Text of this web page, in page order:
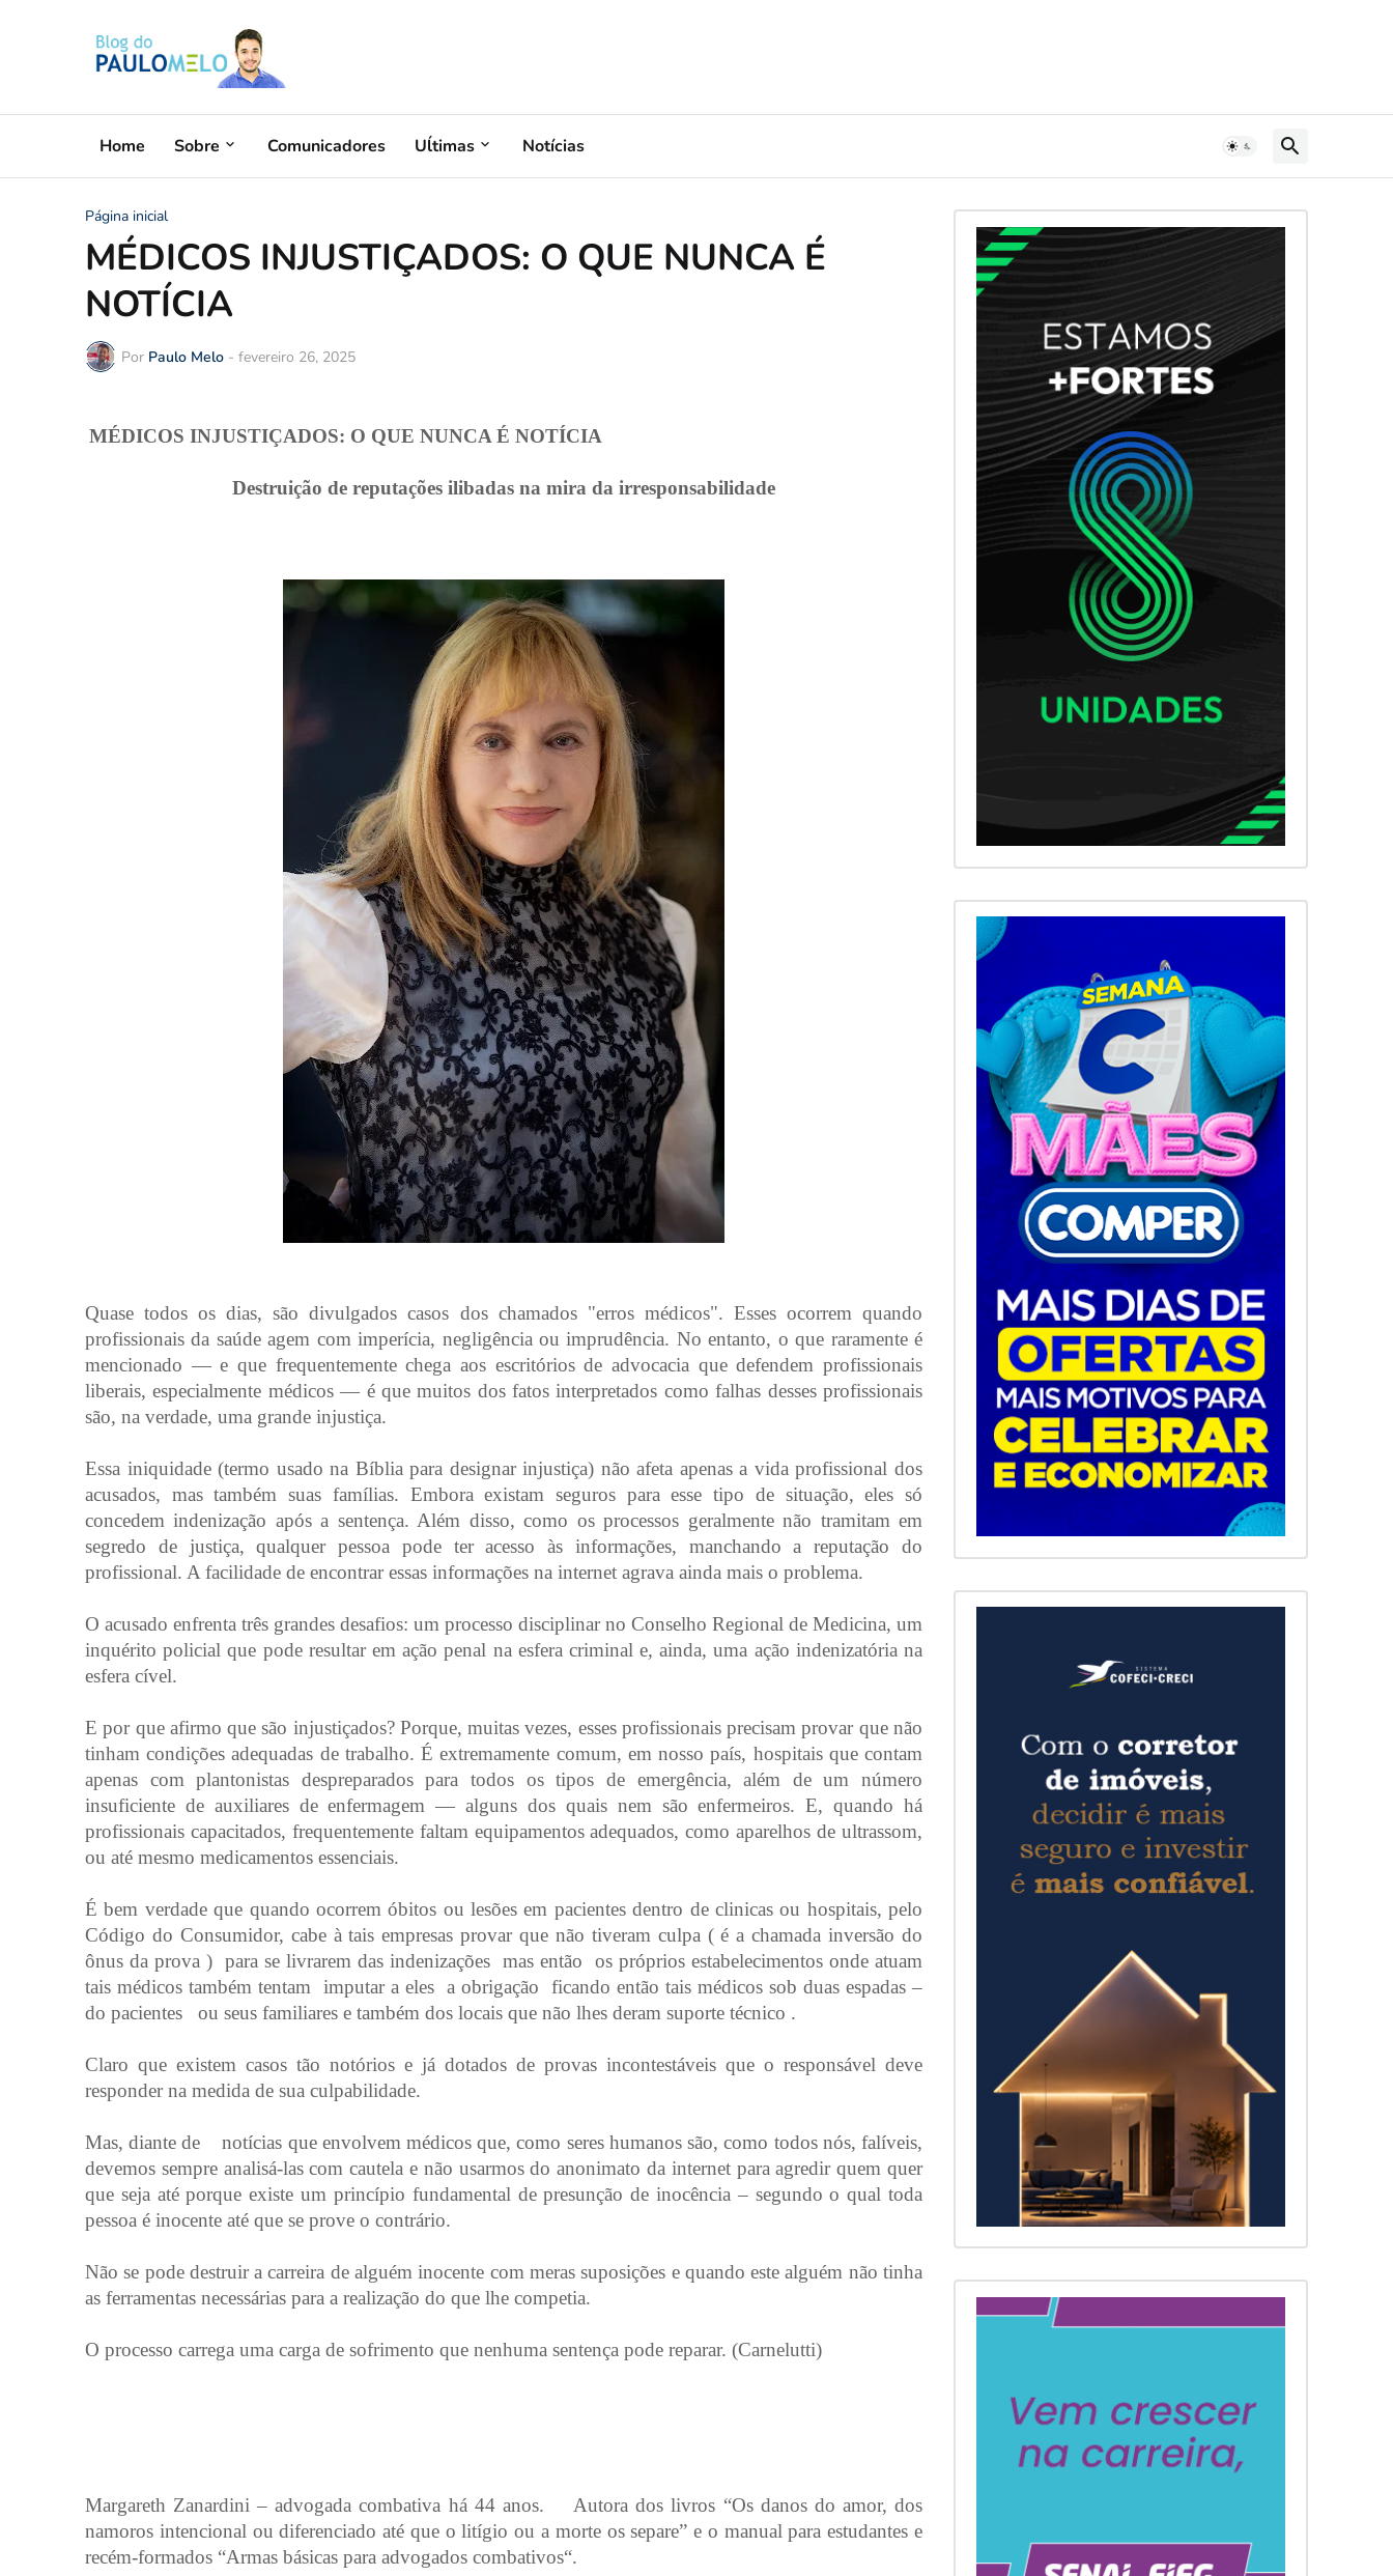
Home Sobre Comunicadores Uĺtimas Notícias
Página inicial
MÉDICOS INJUSTIÇADOS: O QUE NUNCA É
NOTÍCIA
Por Paulo Melo - fevereiro 26, 2025
MÉDICOS INJUSTIÇADOS: O QUE NUNCA É NOTÍCIA
Destruição de reputações ilibadas na mira da irresponsabilidade
Quase todos os dias, são divulgados casos dos chamados "erros médicos". Esses ocorrem quando
profissionais da saúde agem com imperícia, negligência ou imprudência. No entanto, o que raramente é
mencionado — e que frequentemente chega aos escritórios de advocacia que defendem profissionais
liberais, especialmente médicos — é que muitos dos fatos interpretados como falhas desses profissionais
são, na verdade, uma grande injustiça.
Essa iniquidade (termo usado na Bíblia para designar injustiça) não afeta apenas a vida profissional dos
acusados, mas também suas famílias. Embora existam seguros para esse tipo de situação, eles só
concedem indenização após a sentença. Além disso, como os processos geralmente não tramitam em
segredo de justiça, qualquer pessoa pode ter acesso às informações, manchando a reputação do
profissional. A facilidade de encontrar essas informações na internet agrava ainda mais o problema.
O acusado enfrenta três grandes desafios: um processo disciplinar no Conselho Regional de Medicina, um
inquérito policial que pode resultar em ação penal na esfera criminal e, ainda, uma ação indenizatória na
esfera cível.
E por que afirmo que são injustiçados? Porque, muitas vezes, esses profissionais precisam provar que não
tinham condições adequadas de trabalho. É extremamente comum, em nosso país, hospitais que contam
apenas com plantonistas despreparados para todos os tipos de emergência, além de um número
insuficiente de auxiliares de enfermagem — alguns dos quais nem são enfermeiros. E, quando há
profissionais capacitados, frequentemente faltam equipamentos adequados, como aparelhos de ultrassom,
ou até mesmo medicamentos essenciais.
É bem verdade que quando ocorrem óbitos ou lesões em pacientes dentro de clinicas ou hospitais, pelo
Código do Consumidor, cabe à tais empresas provar que não tiveram culpa ( é a chamada inversão do
ônus da prova ) para se livrarem das indenizações mas então os próprios estabelecimentos onde atuam
tais médicos também tentam imputar a eles a obrigação ficando então tais médicos sob duas espadas –
do pacientes ou seus familiares e também dos locais que não lhes deram suporte técnico .
Claro que existem casos tão notórios e já dotados de provas incontestáveis que o responsável deve
responder na medida de sua culpabilidade.
Mas, diante de notícias que envolvem médicos que, como seres humanos são, como todos nós, falíveis,
devemos sempre analisá-las com cautela e não usarmos do anonimato da internet para agredir quem quer
que seja até porque existe um princípio fundamental de presunção de inocência – segundo o qual toda
pessoa é inocente até que se prove o contrário.
Não se pode destruir a carreira de alguém inocente com meras suposições e quando este alguém não tinha
as ferramentas necessárias para a realização do que lhe competia.
O processo carrega uma carga de sofrimento que nenhuma sentença pode reparar. (Carnelutti)
Margareth Zanardini – advogada combativa há 44 anos. Autora dos livros “Os danos do amor, dos
namoros intencional ou diferenciado até que o litígio ou a morte os separe” e o manual para estudantes e
recém-formados “Armas básicas para advogados combativos“.